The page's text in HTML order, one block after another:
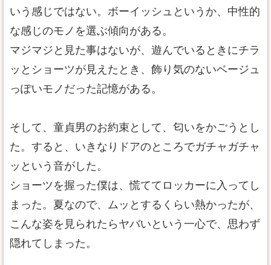
いう感じではない。ボーイッシュというか、中性的
な感じのモノを選ぶ傾向がある。
マジマジと見た事はないが、遊んでいるときにチラ
ッとショーツが見えたとき、飾り気のないベージュ
っぽいモノだった記憶がある。
そして、童貞男のお約束として、匂いをかごうとし
た。すると、いきなりドアのところでガチャガチャ
ッという音がした。
ショーツを握った僕は、慌ててロッカーに入ってし
まった。夏なので、ムッとするくらい熱かったが、
こんな姿を見られたらヤバいという一心で、思わず
隠れてしまった。